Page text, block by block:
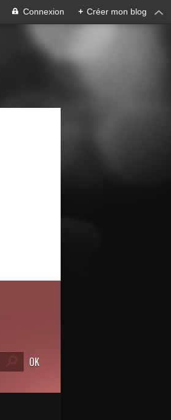
Connexion + Créer mon blog